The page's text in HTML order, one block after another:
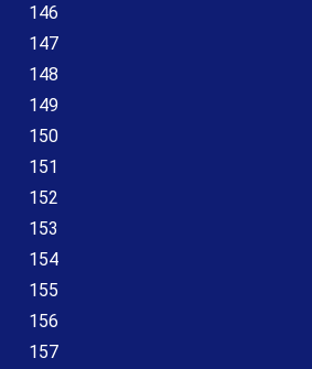
146
147
148
149
150
151
152
153
154
155
156
157